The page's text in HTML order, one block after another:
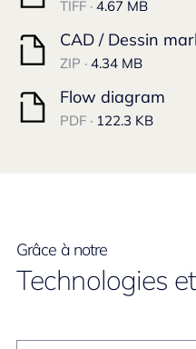
TIFF · 4.67 MB
CAD / Dessin
ZIP · 4.34 MB
Flow diagram
PDF · 122.3 KB
Grâce à notre
Technologies